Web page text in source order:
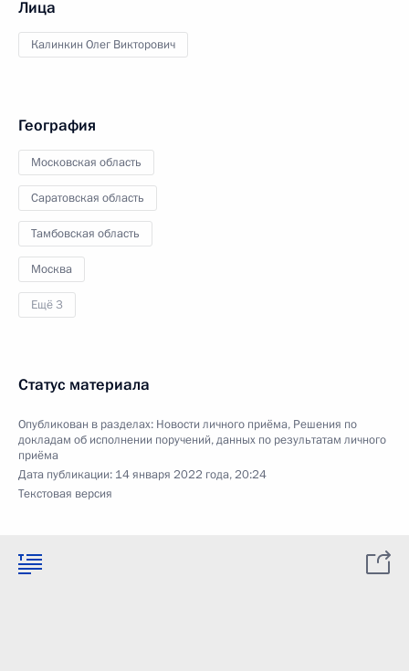
Лица
Калинкин Олег Викторович
География
Московская область
Саратовская область
Тамбовская область
Москва
Ещё 3
Статус материала
Опубликован в разделах: Новости личного приёма, Решения по
докладам об исполнении поручений, данных по результатам личного
приёма
Дата публикации: 14 января 2022 года, 20:24
Текстовая версия